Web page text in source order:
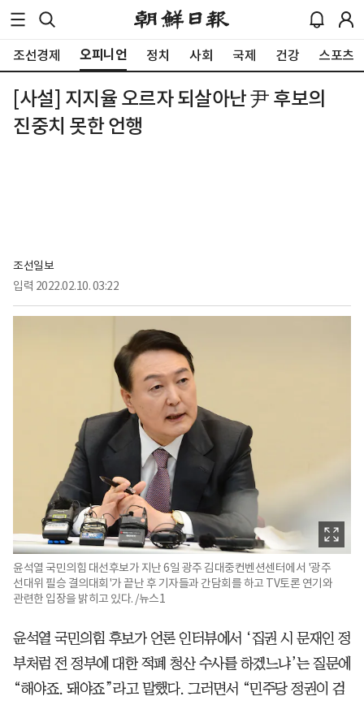
조선경제 오피니언 정치 사회 국제 건강 스포츠
[사설] 지지율 오르자 되살아난 尹 후보의
진중치 못한 언행
조선일보
입력 2022.02.10. 03:22
윤석열 국민의힘 대선후보가 지난 6일 광주 김대중컨벤션센터에서 '광주
선대위 필승 결의대회'가 끝난 후 기자들과 간담회를 하고 TV토론 연기와
관련한 입장을 밝히고 있다. /뉴스1
윤석열 국민의힘 후보가 언론 인터뷰에서 ‘집권 시 문재인 정
부처럼 전 정부에 대한 적폐 청산 수사를 하겠느냐’는 질문에
“해야죠. 돼야죠”라고 말했다. 그러면서 “민주당 정권이 검